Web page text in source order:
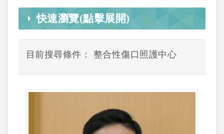
快速瀏覽(點擊展開)
目前搜尋條件： 整合性傷口照護中心